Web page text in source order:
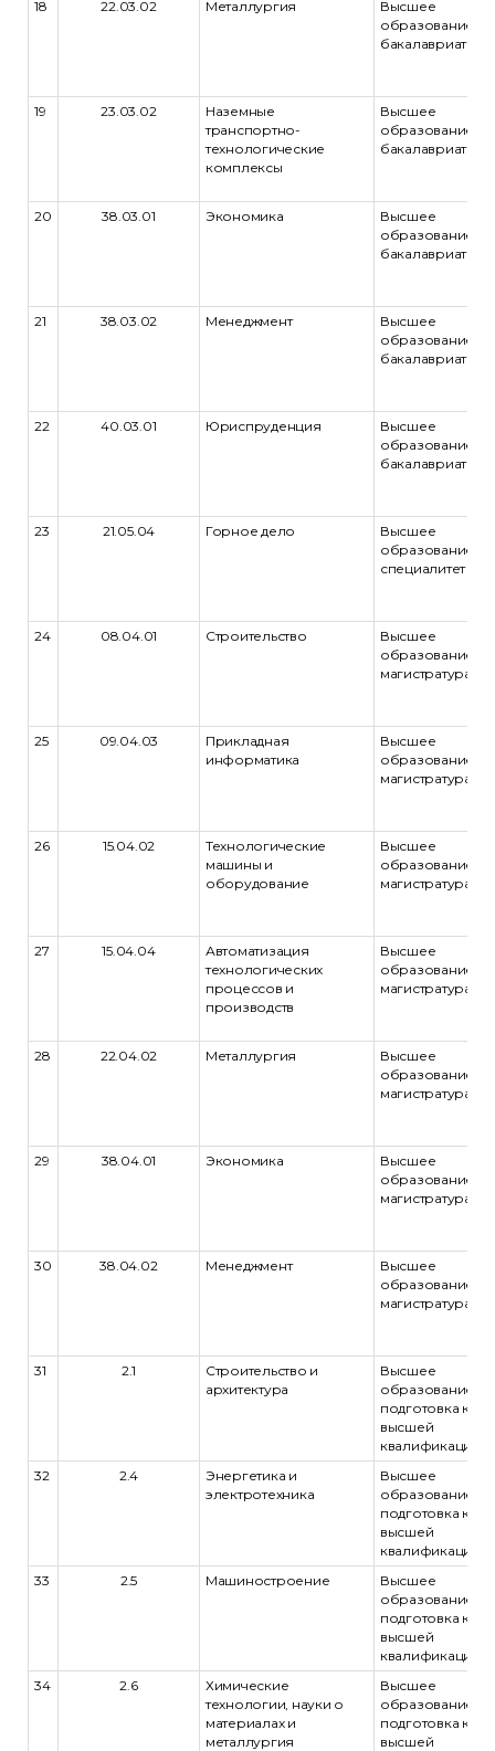
18 22.03.02 Металлургия
Высшее
образование -
бакалавриат
19 23.03.02
Наземные
транспортно-
технологические
комплексы
Высшее
образование -
бакалавриат
20 38.03.01 Экономика
Высшее
образование -
бакалавриат
21 38.03.02 Менеджмент
Высшее
образование -
бакалавриат
22 40.03.01 Юриспруденция
Высшее
образование -
бакалавриат
23 21.05.04 Горное дело
Высшее
образование -
специалитет
24 08.04.01 Строительство
Высшее
образование -
магистратура
25 09.04.03
Прикладная
информатика
Высшее
образование -
магистратура
26 15.04.02
Технологические
машины и
оборудование
Высшее
образование -
магистратура
27 15.04.04
Автоматизация
технологических
процессов и
производств
Высшее
образование -
магистратура
28 22.04.02 Металлургия
Высшее
образование -
магистратура
29 38.04.01 Экономика
Высшее
образование -
магистратура
30 38.04.02 Менеджмент
Высшее
образование -
магистратура
31 2.1
Строительство и
архитектура
Высшее
образование -
подготовка
высшей
квалификации
32
2.4
Энергетика и
электротехника
Высшее
образование -
подготовка
высшей
квалификации
33
2.5 Машиностроение
Высшее
образование -
подготовка
высшей
квалификации
34
2.6
Химические
технологии, науки о
материалах и
металлургия
Высшее
образование -
подготовка
высшей